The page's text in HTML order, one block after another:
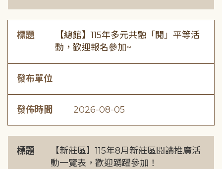
標題
【總館】115年多元共融「閱」平等活
動，歡迎報名參加~
發布單位
發佈時間 2026-08-05
標題
【新莊區】115年8月新莊區閱讀推廣活
動一覽表，歡迎踴躍參加！